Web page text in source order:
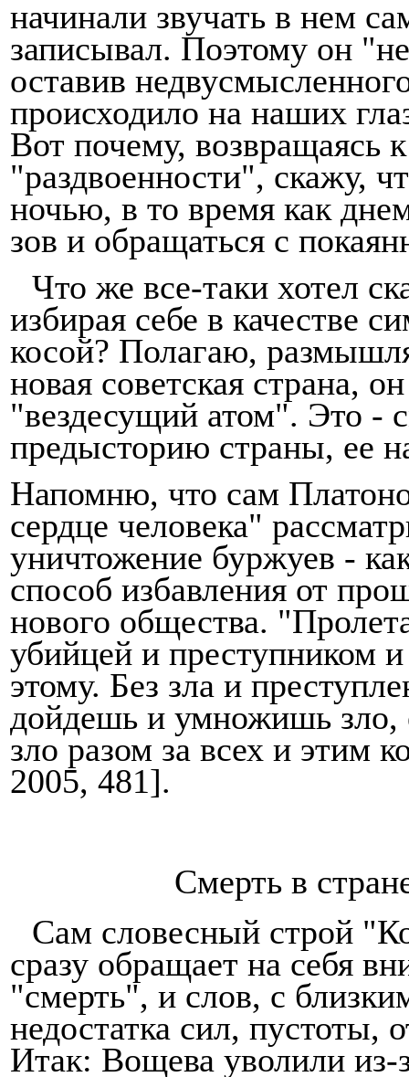
начинали звучать в нем
записывал. Поэтому он
оставив
происходило на наших
Вот почему, возвращаясь
"раздвоенности", скажу,
ночью, в то время как
зов и обращаться с
Что же все-таки хотел
избирая себе в качестве
косой? Полагаю,
новая совет­ская страна,
"вездесущий атом". Это -
предысторию страны, ее
Напомню, что сам
сердце человека"
уничтожение буржуев -
спо­соб избавления от
нового общества.
убийцей и преступником
этому. Без зла и
дойдешь и умножишь зло,
зло разом за всех и этим
2005, 481].
Смерть в
Сам словесный строй
сразу обращает на себя
"смерть", и слов, с
недостат­ка сил, пустоты,
Итак: Вощева уволили из-